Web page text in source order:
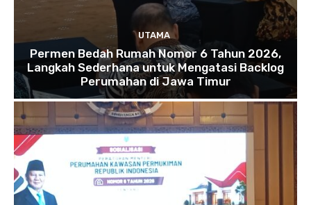
UTAMA
Permen Bedah Rumah Nomor 6 Tahun 2026,
Langkah Sederhana untuk Mengatasi Backlog
Perumahan di Jawa Timur